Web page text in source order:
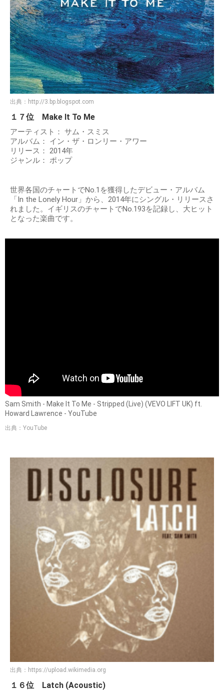
出典： http://3.bp.blogspot.com
１７位 Make It To Me
アーティスト： サム・スミス
アルバム： イン・ザ・ロンリー・アワー
リリース： 2014年
ジャンル： ポップ
世界各国のチャートでNo.1を獲得したデビュー・アルバム
「In the Lonely Hour」から、2014年にシングル・リリースさ
れました。イギリスのチャートでNo.193を記録し、大ヒット
となった楽曲です。
Sam Smith - Make It To Me - Stripped (Live) (VEVO LIFT UK) ft.
Howard Lawrence - YouTube
出典：YouTube
出典： https://upload.wikimedia.org
１６位 Latch (Acoustic)